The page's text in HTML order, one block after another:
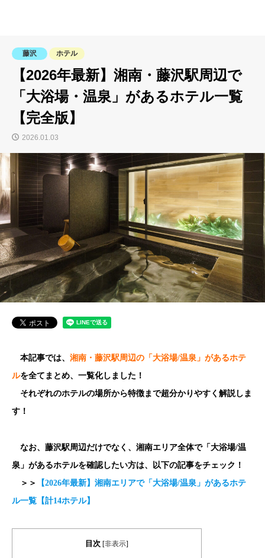
藤沢 ホテル
【2026年最新】湘南・藤沢駅周辺で
「大浴場・温泉」があるホテル一覧
【完全版】
2026.01.03
本記事では、 湘南・藤沢駅周辺の「大浴場/温泉」があるホテ
ルを全てまとめ、一覧化しました！
それぞれのホテルの場所から特徴まで超分かりやすく解説しま
す！
なお、藤沢駅周辺だけでなく、湘南エリア全体で「大浴場/温
泉」があるホテルを確認したい方は、以下の記事をチェック！
＞＞
【2026年最新】湘南エリアで「大浴場/温泉」があるホテ
ル一覧【計14ホテル】
目次 [非表示]